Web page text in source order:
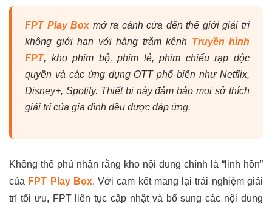
FPT Play Box mở ra cánh cửa đến thế giới giải trí
không giới hạn với hàng trăm kênh Truyền hình
FPT, kho phim bộ, phim lẻ, phim chiếu rạp độc
quyền và các ứng dụng OTT phổ biến như Netflix,
Disney+, Spotify. Thiết bị này đảm bảo mọi sở thích
giải trí của gia đình đều được đáp ứng.
Không thể phủ nhận rằng kho nội dung chính là “linh hồn”
của FPT Play Box. Với cam kết mang lại trải nghiệm giải
trí tối ưu, FPT liên tục cập nhật và bổ sung các nội dung